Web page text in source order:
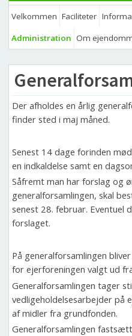
Velkommen Faciliteter
Administration Om
Der afholdes en årlig
finder sted i maj måned.
Senest 14 dage forinden
en indkaldelse samt en
Såfremt man har forslag og
generalforsamlingen, skal
senest 28. februar. Eventuel
forslaget.
På generalforsamlingen
for ejerforeningen valgt ud
Generalforsamlingen tager
vedligeholdelsesarbejder på
af midler fra grundfonden.
Generalforsamlingen